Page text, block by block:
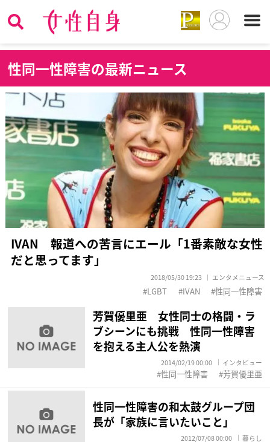
性同一性障害の最新ニュース
IVAN 報道への苦言にエール「1番素敵な女性
だと思ってます」
2018/05/30 19:23 エンタメニュース
LGBT IVAN 性同一性障害
芳賀優里亜 女性同士の格闘・ラ
ブシーンにも挑戦 性同一性障害
を抱える主人公を熱演
2014/02/19 00:00 インタビュー
性同一性障害 芳賀優里亜
性同一性障害の和太鼓グループ団
長が「家族に言いたいこと」
2012/07/08 00:00 暮らし